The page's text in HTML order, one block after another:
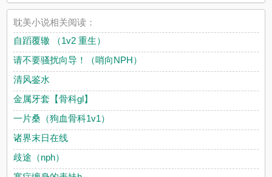
耽美小说相关阅读：
自蹈覆辙 （1v2 重生）
请不要骚扰向导！（哨向NPH）
清风鉴水
金属牙套【骨科gl】
一片桑（狗血骨科1v1）
诸界末日在线
歧途（nph）